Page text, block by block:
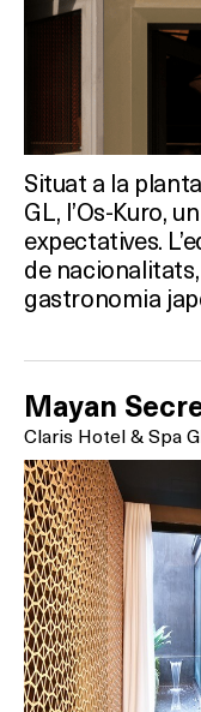
Situat a la
GL, l’Os-Kuro,
expectatives.
de
gastronomia
Mayan
Claris Hotel & Spa